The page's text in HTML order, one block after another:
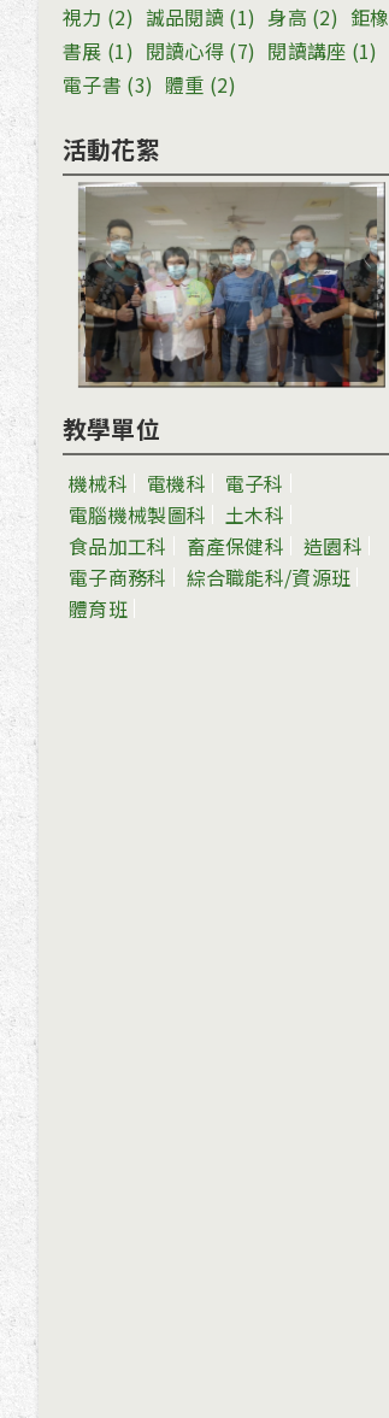
視力 (2) 誠品閱讀 (1) 身高 (2) 鉅橡
書展 (1) 閱讀心得 (7) 閱讀講座 (1)
電子書 (3) 體重 (2)
活動花絮
教學單位
機械科 電機科
電子科
電腦機械製圖科
土木科
食品加工科
畜產保健科
造園科
電子商務科
綜合職能科/資源班
體育班